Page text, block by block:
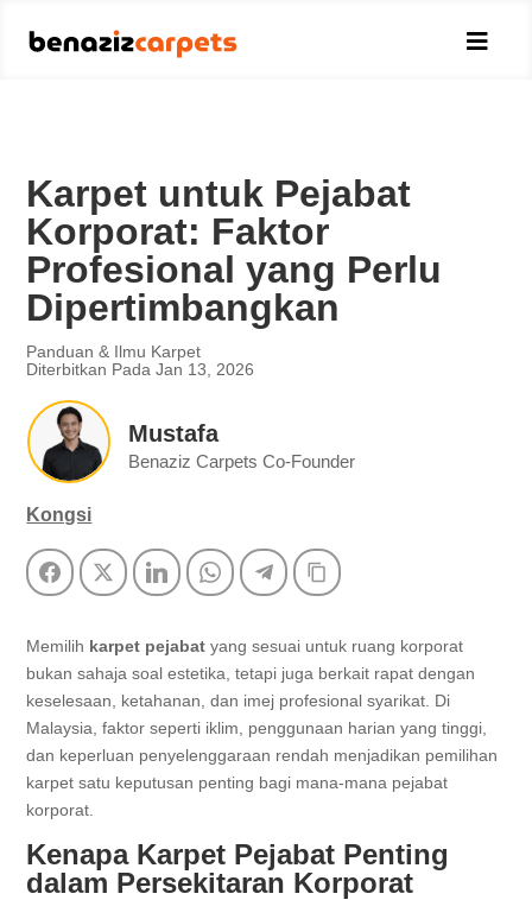

Karpet untuk Pejabat
Korporat: Faktor
Profesional yang Perlu
Dipertimbangkan
Panduan & Ilmu Karpet
Diterbitkan Pada Jan 13, 2026
Mustafa
Benaziz Carpets Co-Founder
Kongsi
FacebookTwitter LinkedInWhatsAppTelegramCopy Link
Memilih karpet pejabat yang sesuai untuk ruang korporat
bukan sahaja soal estetika, tetapi juga berkait rapat dengan
keselesaan, ketahanan, dan imej profesional syarikat. Di
Malaysia, faktor seperti iklim, penggunaan harian yang tinggi,
dan keperluan penyelenggaraan rendah menjadikan pemilihan
karpet satu keputusan penting bagi mana-mana pejabat
korporat.
Kenapa Karpet Pejabat Penting
dalam Persekitaran Korporat